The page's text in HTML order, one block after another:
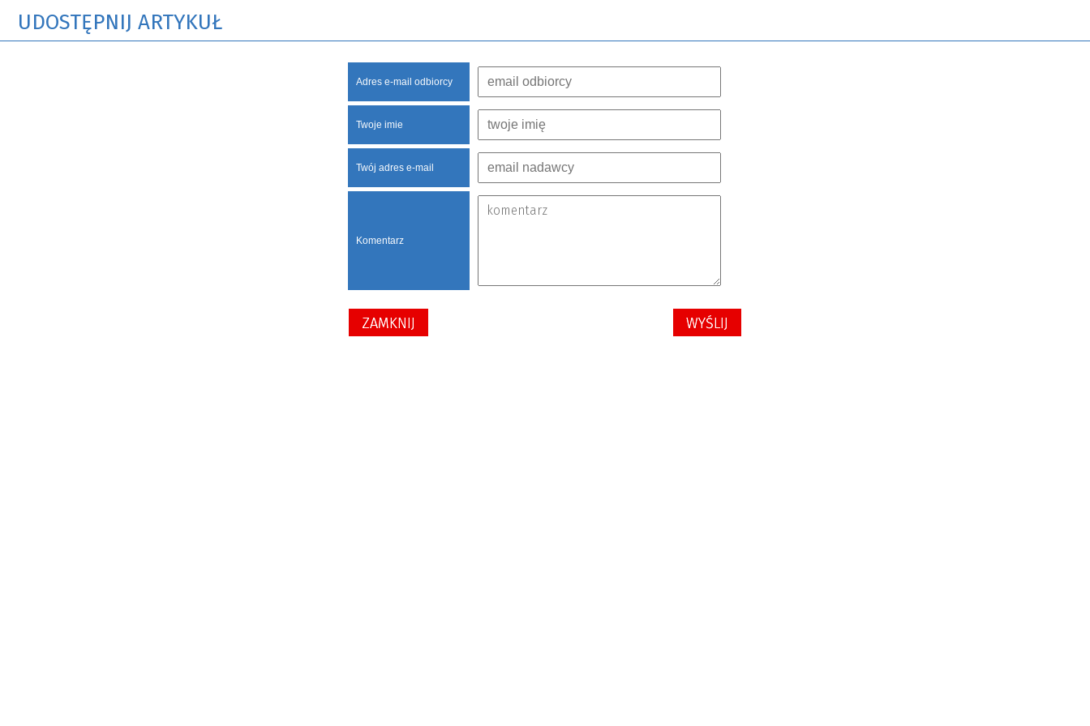
UDOSTĘPNIJ ARTYKUŁ
Adres e-mail odbiorcy
Twoje imie
Twój adres e-mail
Komentarz